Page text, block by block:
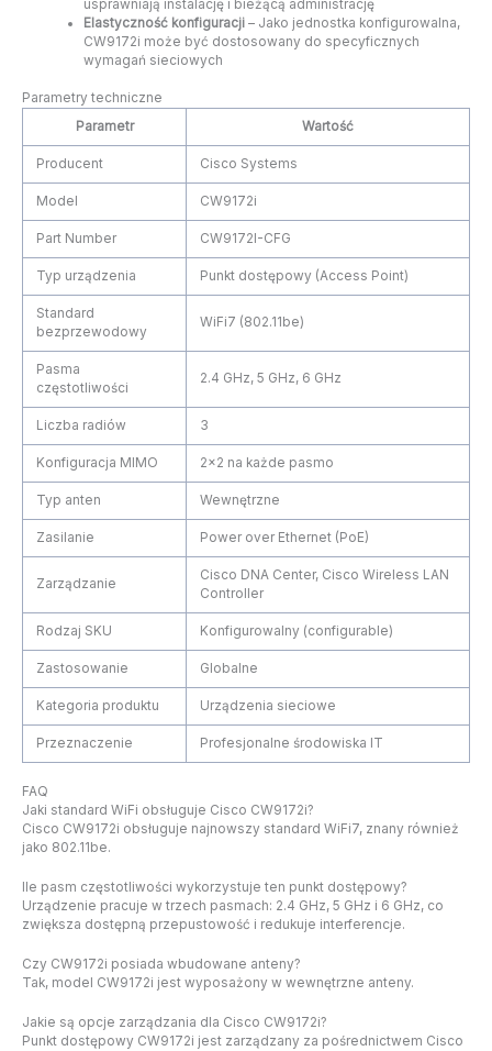
usprawniają instalację i bieżącą administrację
Elastyczność konfiguracji– Jako jednostka konfigurowalna,
CW9172i może być dostosowany do specyficznych
wymagań sieciowych
Parametry techniczne
Parametr
Wartość
Producent Cisco Systems
Model CW9172i
Part Number CW9172I-CFG
Typ urządzenia Punkt dostępowy (Access Point)
Standard
bezprzewodowy
WiFi7 (802.11be)
Pasma
częstotliwości
2.4 GHz, 5 GHz, 6 GHz
Liczba radiów 3
Konfiguracja MIMO 2×2 na każde pasmo
Typ anten Wewnętrzne
Zasilanie Power over Ethernet (PoE)
Zarządzanie
Cisco DNA Center, Cisco Wireless LAN
Controller
Rodzaj SKU Konfigurowalny (configurable)
Zastosowanie Globalne
Kategoria produktu Urządzenia sieciowe
Przeznaczenie Profesjonalne środowiska IT
FAQ
Jaki standard WiFi obsługuje Cisco CW9172i?
Cisco CW9172i obsługuje najnowszy standard WiFi7, znany również
jako 802.11be.
Ile pasm częstotliwości wykorzystuje ten punkt dostępowy?
Urządzenie pracuje w trzech pasmach: 2.4 GHz, 5 GHz i 6 GHz, co
zwiększa dostępną przepustowość i redukuje interferencje.
Czy CW9172i posiada wbudowane anteny?
Tak, model CW9172i jest wyposażony w wewnętrzne anteny.
Jakie są opcje zarządzania dla Cisco CW9172i?
Punkt dostępowy CW9172i jest zarządzany za pośrednictwem Cisco